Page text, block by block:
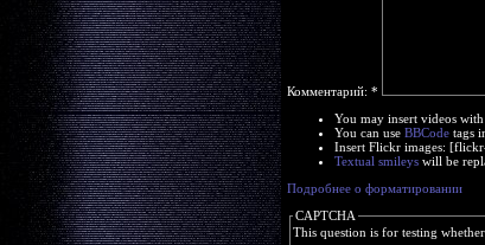
Комментарий: *
You may insert videos
You can use BBCode tags
Insert Flickr images:
Textual smileys will be
Подробнее о форматировании
CAPTCHA
This question is for testing